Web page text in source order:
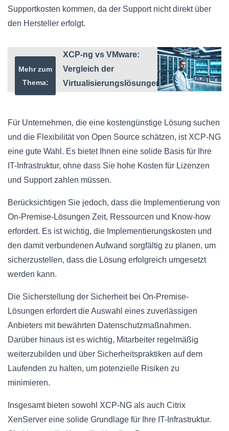
Supportkosten kommen, da der Support nicht direkt über
den Hersteller erfolgt.
Mehr zum
Thema:
XCP-ng vs VMware:
Vergleich der
Virtualisierungslösungen
Für Unternehmen, die eine kostengünstige Lösung suchen
und die Flexibilität von Open Source schätzen, ist XCP-NG
eine gute Wahl. Es bietet Ihnen eine solide Basis für Ihre
IT-Infrastruktur, ohne dass Sie hohe Kosten für Lizenzen
und Support zahlen müssen.
Berücksichtigen Sie jedoch, dass die Implementierung von
On-Premise-Lösungen Zeit, Ressourcen und Know-how
erfordert. Es ist wichtig, die Implementierungskosten und
den damit verbundenen Aufwand sorgfältig zu planen, um
sicherzustellen, dass die Lösung erfolgreich umgesetzt
werden kann.
Die Sicherstellung der Sicherheit bei On-Premise-
Lösungen erfordert die Auswahl eines zuverlässigen
Anbieters mit bewährten Datenschutzmaßnahmen.
Darüber hinaus ist es wichtig, Mitarbeiter regelmäßig
weiterzubilden und über Sicherheitspraktiken auf dem
Laufenden zu halten, um potenzielle Risiken zu
minimieren.
Insgesamt bieten sowohl XCP-NG als auch Citrix
XenServer eine solide Grundlage für Ihre IT-Infrastruktur.